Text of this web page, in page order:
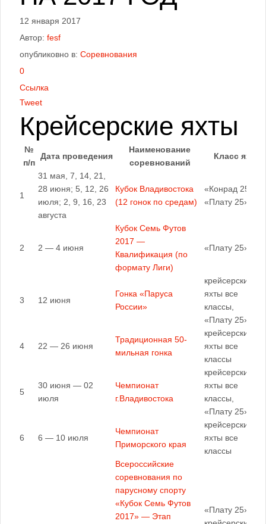
12 января 2017
Автор: fesf
опубликовно в: Соревнования
0
Ссылка
Tweet
Крейсерские яхты
№
п/п
Дата проведения
Наименование
соревнований
Класс яхт
1
31 мая, 7, 14, 21,
28 июня; 5, 12, 26
июля; 2, 9, 16, 23
августа
Кубок Владивостока
(12 гонок по средам)
«Конрад 25Р»,
«Плату 25»
2 2 — 4 июня
Кубок Семь Футов
2017 —
Квалификация (по
формату Лиги)
«Плату 25»
3 12 июня
Гонка «Паруса
России»
крейсерские
яхты все
классы,
«Плату 25»
4 22 — 26 июня
Традиционная 50-
мильная гонка
крейсерские
яхты все
классы
5
30 июня — 02
июля
Чемпионат
г.Владивостока
крейсерские
яхты все
классы,
«Плату 25»
6 6 — 10 июля
Чемпионат
Приморского края
крейсерские
яхты все
классы
Всероссийские
соревнования по
парусному спорту
«Кубок Семь Футов
2017» — Этап
«Плату 25»,